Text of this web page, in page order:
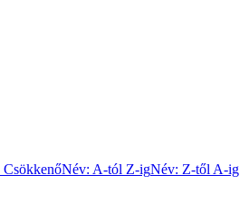
Név: A-tól Z-igNév: Z-től A-ig